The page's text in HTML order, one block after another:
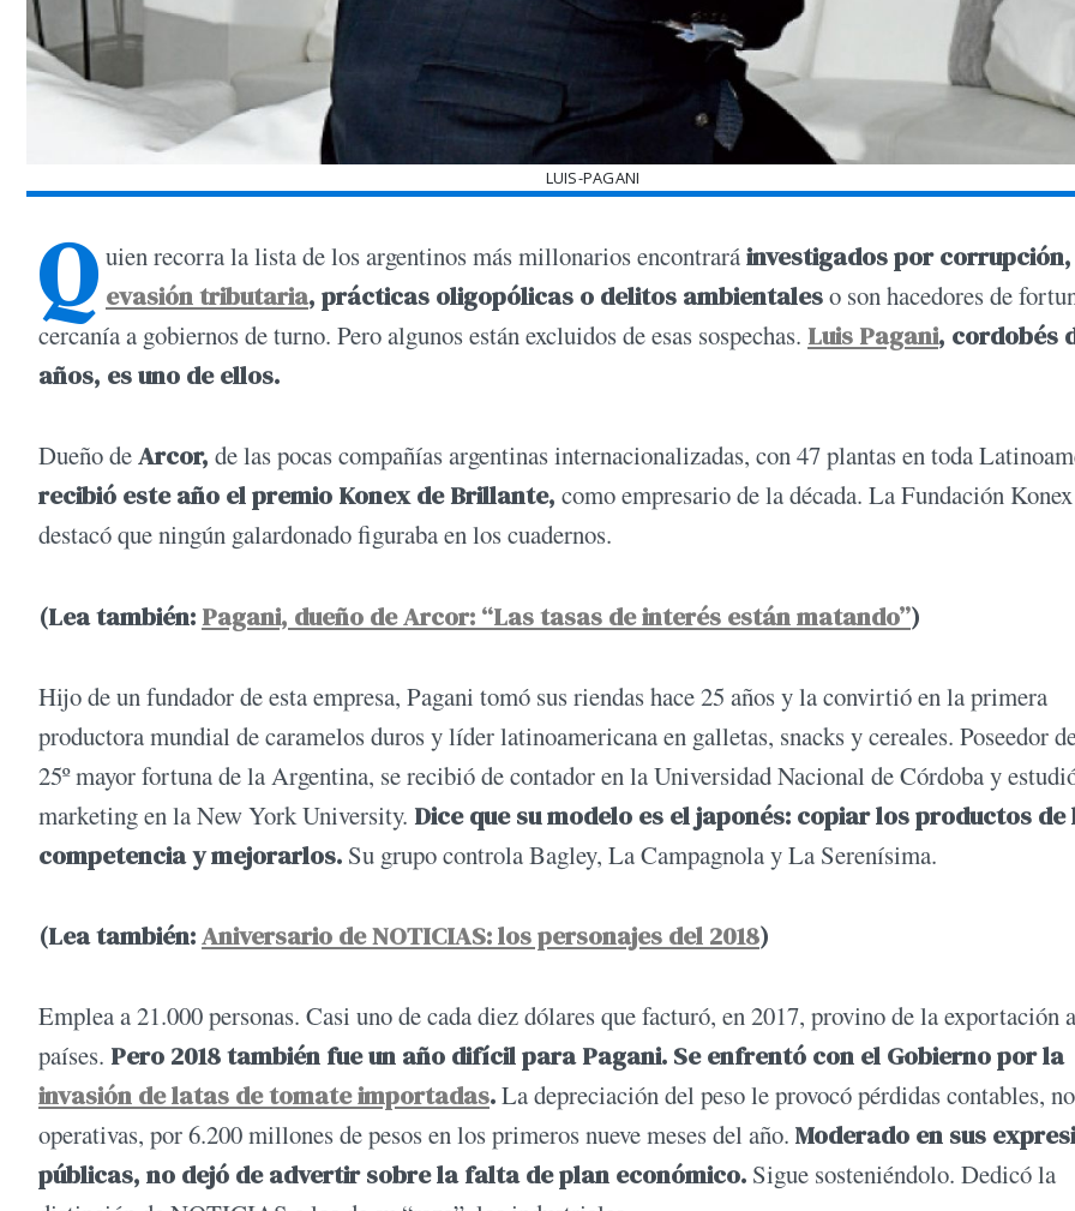
LUIS-PAGANI
Q uien recorra la lista de los argentinos más millonarios encontraráinvestigados por corrupción,
evasión tributaria, prácticas oligopólicas o delitos ambientaleso son hacedores de
cercanía a gobiernos de turno. Pero algunos están excluidos de esas sospechas. Luis Pagani, cordobés
años, es uno de ellos.
Dueño deArcor, de las pocas compañías argentinas internacionalizadas, con 47 plantas en toda
recibió este año el premio Konex de Brillante, como empresario de la década. La Fundación Konex
destacó que ningún galardonado figuraba en los cuadernos.
(Lea también: Pagani, dueño de Arcor: “Las tasas de interés están matando”)
Hijo de un fundador de esta empresa, Pagani tomó sus riendas hace 25 años y la convirtió en la primera
productora mundial de caramelos duros y líder latinoamericana en galletas, snacks y cereales. Poseedor
25º mayor fortuna de la Argentina, se recibió de contador en la Universidad Nacional de Córdoba y
marketing en la New York University. Dice que su modelo es el japonés: copiar los productos de
competencia y mejorarlos. Su grupo controla Bagley, La Campagnola y La Serenísima.
(Lea también:Aniversario de NOTICIAS: los personajes del 2018)
Emplea a 21.000 personas. Casi uno de cada diez dólares que facturó, en 2017, provino de la exportación
países. Pero 2018 también fue un año difícil para Pagani. Se enfrentó con el Gobierno por la
invasión de latas de tomate importadas.La depreciación del peso le provocó pérdidas contables, no
operativas, por 6.200 millones de pesos en los primeros nueve meses del año. Moderado en sus
públicas, no dejó de advertir sobre la falta de plan económico. Sigue sosteniéndolo. Dedicó la